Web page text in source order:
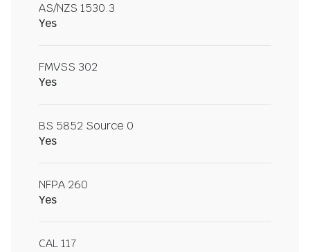
AS/NZS 1530.3
Yes
FMVSS 302
Yes
BS 5852 Source 0
Yes
NFPA 260
Yes
CAL 117